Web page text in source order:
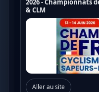
Trophée de France
2026 - Championnats
& CLM
Aller au site